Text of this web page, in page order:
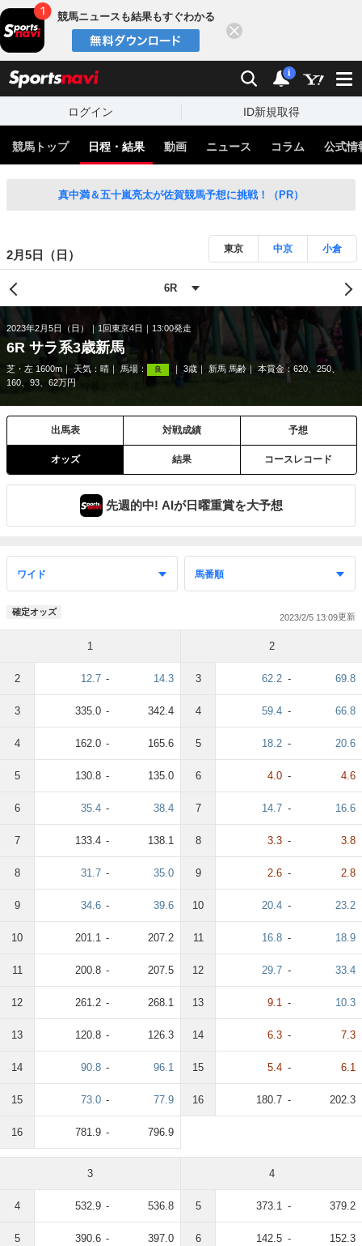
競馬ニュースも結果もすぐわかる
検索 通知
i
ログイン ID新規取得
競馬トップ 日程・結果 動画 ニュース コラム 公式情
真中満＆五十嵐亮太が佐賀競馬予想に挑戦！（PR）
2月5日（日） 東京 中京 小倉
2023年2月5日（日） 1回東京4日 13:00発走
6R サラ系3歳新馬
芝・左 1600m 天気： 晴 馬場： 良 3歳 新馬 馬齢
本賞金：620、250、
160、93、62万円
出馬表 対戦成績 予想
オッズ 結果 コースレコード
先週的中! AIが日曜重賞を大予想
確定オッズ
2023/2/5 13:09
1
2 12.7 - 14.3
3 335.0 - 342.4
4 162.0 - 165.6
5 130.8 - 135.0
6 35.4 - 38.4
7 133.4 - 138.1
8 31.7 - 35.0
9 34.6 - 39.6
10 201.1 - 207.2
11 200.8 - 207.5
12 261.2 - 268.1
13 120.8 - 126.3
14 90.8 - 96.1
15 73.0 - 77.9
16 781.9 - 796.9
2
3 62.2 - 69.8
4 59.4 - 66.8
5 18.2 - 20.6
6 4.0 - 4.6
7 14.7 - 16.6
8 3.3 - 3.8
9 2.6 - 2.8
10 20.4 - 23.2
11 16.8 - 18.9
12 29.7 - 33.4
13 9.1 - 10.3
14 6.3 - 7.3
15 5.4 - 6.1
16 180.7 - 202.3
3
4 532.9 - 536.8
5 390.6 - 397.0
4
5 373.1 - 379.2
6 142.5 - 152.3